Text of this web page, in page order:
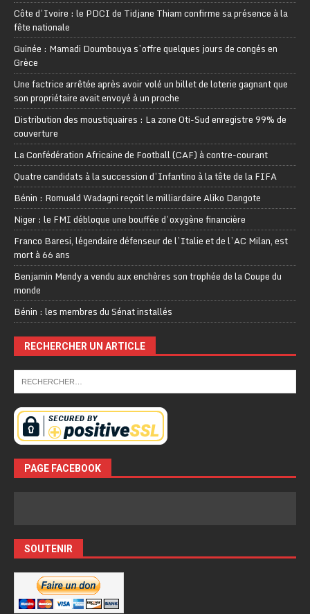
Côte d’Ivoire : le PDCI de Tidjane Thiam confirme sa présence à la
fête nationale
Guinée : Mamadi Doumbouya s’offre quelques jours de congés en
Grèce
Une factrice arrêtée après avoir volé un billet de loterie gagnant que
son propriétaire avait envoyé à un proche
Distribution des moustiquaires : La zone Oti-Sud enregistre 99% de
couverture
La Confédération Africaine de Football (CAF) à contre-courant
Quatre candidats à la succession d’Infantino à la tête de la FIFA
Bénin : Romuald Wadagni reçoit le milliardaire Aliko Dangote
Niger : le FMI débloque une bouffée d’oxygène financière
Franco Baresi, légendaire défenseur de l’Italie et de l’AC Milan, est
mort à 66 ans
Benjamin Mendy a vendu aux enchères son trophée de la Coupe du
monde
Bénin : les membres du Sénat installés
RECHERCHER UN ARTICLE
PAGE FACEBOOK
SOUTENIR